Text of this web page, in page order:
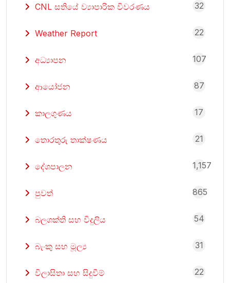
CNL සතියේ ව්‍යාපාරික විවරණය 32
Weather Report 22
අධ්‍යාපන 107
ආයෝජන 87
කාලගුණය 17
තොරතුරු තාක්ෂණය 21
දේශපාලන 1,157
පුවත් 865
බලශක්ති සහ විදුලිය 54
බැංකු සහ මූල්‍ය 31
විලාසිතා සහ සිදුවීම් 22